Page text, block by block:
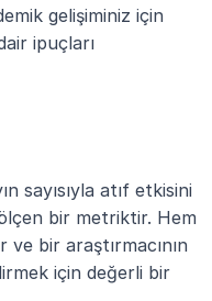
gelişiminiz için
ipuçları
sayısıyla atıf etkisini
bir metriktir. Hem
bir araştırmacının
için değerli bir